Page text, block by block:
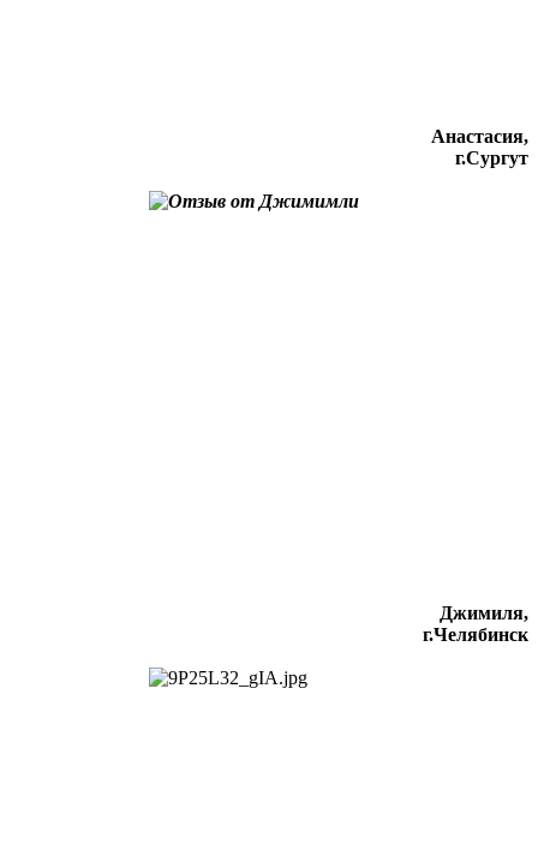
Анастасия,
г.Сургут
Джимиля,
г.Челябинск